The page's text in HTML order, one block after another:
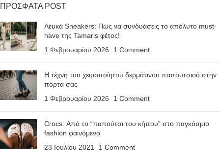
ΠΡΟΣΦΑΤΑ POST
Λευκά Sneakers: Πώς να συνδυάσεις το απόλυτο must-
have της Tamaris φέτος!
1 Φεβρουαρίου 2026
1 Comment
Η τέχνη του χειροποίητου δερμάτινου παπουτσιού στην
πόρτα σας
1 Φεβρουαρίου 2026
1 Comment
Crocs: Από το “παπούτσι του κήπου” στο παγκόσμιο
fashion φαινόμενο
23 Ιουλίου 2021
1 Comment